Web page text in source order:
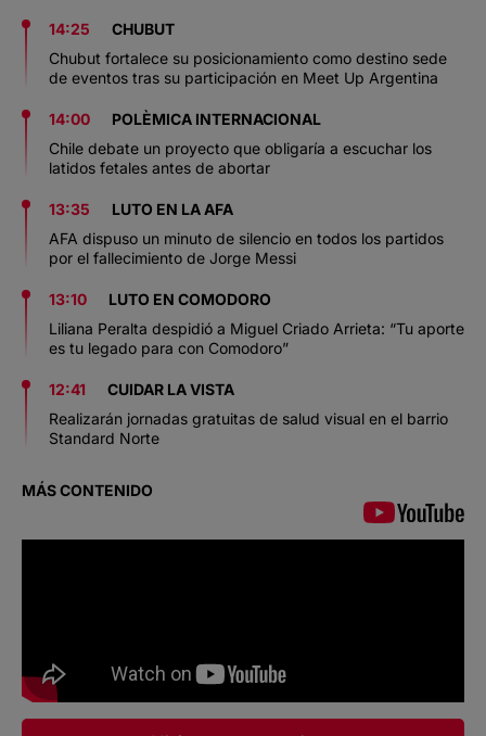
14:25
CHUBUT
Chubut fortalece su posicionamiento como destino sede
de eventos tras su participación en Meet Up Argentina
14:00
POLÈMICA INTERNACIONAL
Chile debate un proyecto que obligaría a escuchar los
latidos fetales antes de abortar
13:35
LUTO EN LA AFA
AFA dispuso un minuto de silencio en todos los partidos
por el fallecimiento de Jorge Messi
13:10
LUTO EN COMODORO
Liliana Peralta despidió a Miguel Criado Arrieta: “Tu aporte
es tu legado para con Comodoro”
12:41
CUIDAR LA VISTA
Realizarán jornadas gratuitas de salud visual en el barrio
Standard Norte
MÁS CONTENIDO